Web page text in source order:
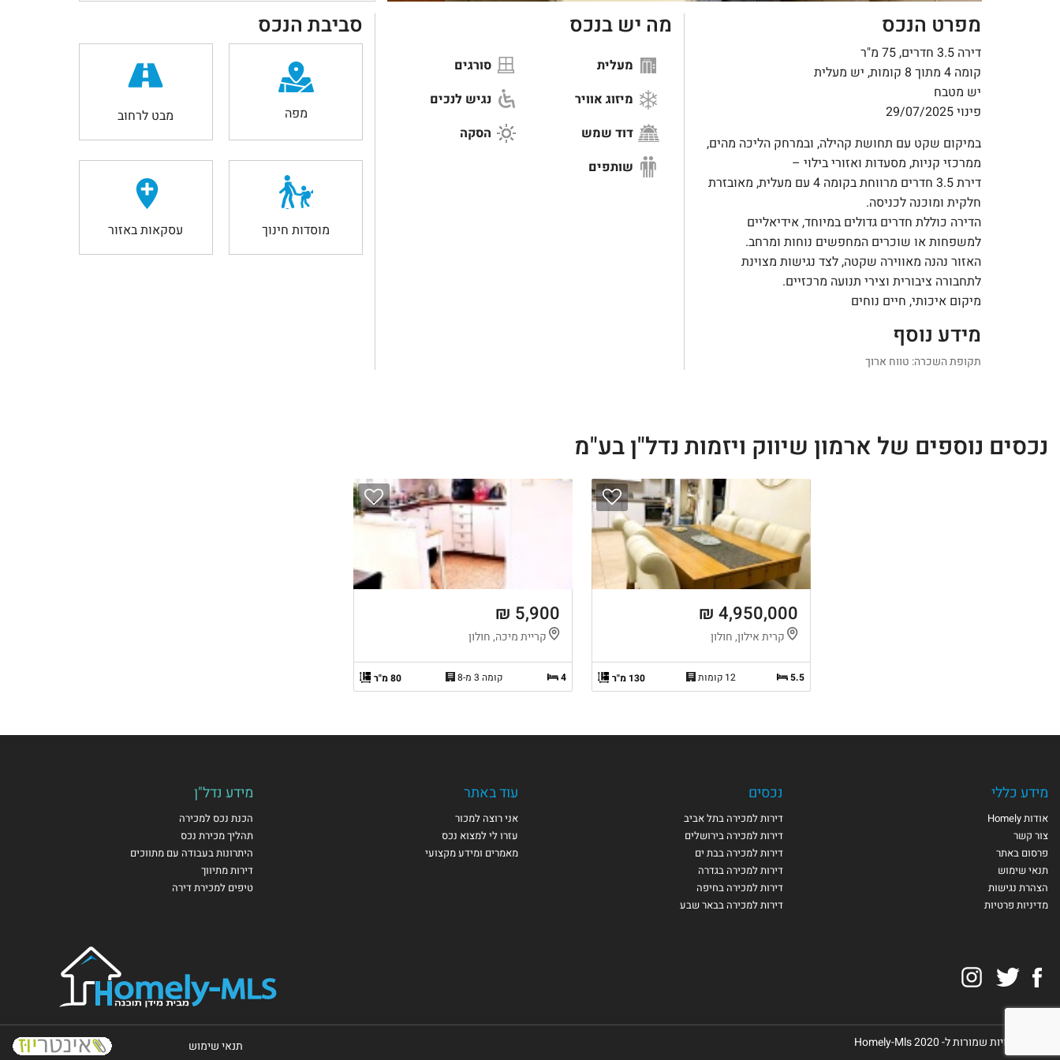
מפרט הנכס
דירה 3.5 חדרים, 75 מ"ר
קומה 4 מתוך 8 קומות, יש מעלית
יש מטבח
פינוי 29/07/2025
במיקום שקט עם תחושת קהילה, ובמרחק הליכה מהים,
ממרכזי קניות, מסעדות ואזורי בילוי –
דירת 3.5 חדרים מרווחת בקומה 4 עם מעלית, מאובזרת
חלקית ומוכנה לכניסה.
הדירה כוללת חדרים גדולים במיוחד, אידיאליים
למשפחות או שוכרים המחפשים נוחות ומרחב.
האזור נהנה מאווירה שקטה, לצד נגישות מצוינת
לתחבורה ציבורית וצירי תנועה מרכזיים.
מיקום איכותי, חיים נוחים
מידע נוסף
תקופת השכרה: טווח ארוך
מה יש בנכס
מעלית
סורגים
מיזוג אוויר
נגיש לנכים
דוד שמש
הסקה
שותפים
סביבת הנכס
מפה מבט לרחוב
מוסדות חינוך עסקאות באזור
נכסים נוספים של ארמון שיווק ויזמות נדל"ן בע"מ
4,950,000 ₪
קרית אילון, חולון
5.5 12 קומות 130 מ"ר
5,900 ₪
קריית מיכה, חולון
4 קומה 3 מ-8 80 מ"ר
מידע כללי
אודות Homely
צור קשר
פרסום באתר
תנאי שימוש
הצהרת נגישות
מדיניות פרטיות
נכסים
דירות למכירה בתל אביב
דירות למכירה בירושלים
דירות למכירה בבת ים
דירות למכירה בגדרה
דירות למכירה בחיפה
דירות למכירה בבאר שבע
עוד באתר
אני רוצה למכור
עזרו לי למצוא נכס
מאמרים ומידע מקצועי
מידע נדל"ן
הכנת נכס למכירה
תהליך מכירת נכס
היתרונות בעבודה עם מתווכים
דירות מתיווך
טיפים למכירת דירה
Facebook
Twitter
© כל הזכויות שמורות ל- Homely-Mls 2020 תנאי שימוש